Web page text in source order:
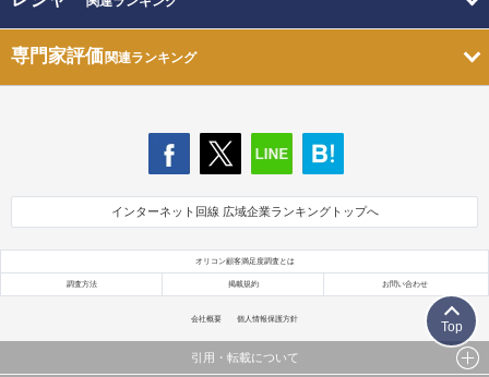
専門家評価関連ランキング
インターネット回線 広域企業ランキングトップへ
オリコン顧客満足度調査とは
調査方法 掲載規約 お問い合わせ
会社概要 個人情報保護方針
引用・転載について
Top